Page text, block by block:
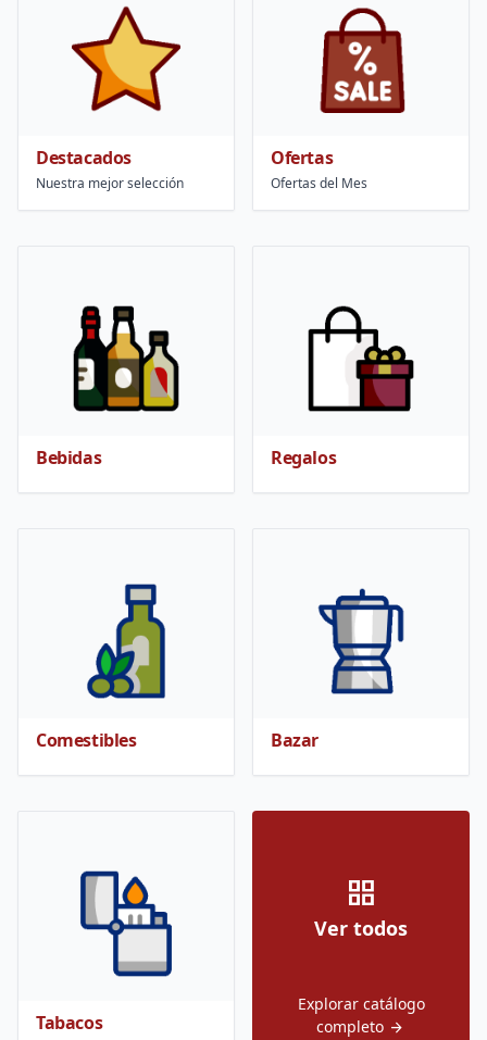
Destacados
Nuestra mejor selección
Ofertas
Ofertas del Mes
Bebidas Regalos
Comestibles Bazar
Tabacos
grid_view
Ver todos
Explorar catálogo
completo arrow_forward